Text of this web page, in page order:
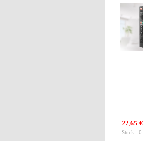
22,65 €
Stock : 0